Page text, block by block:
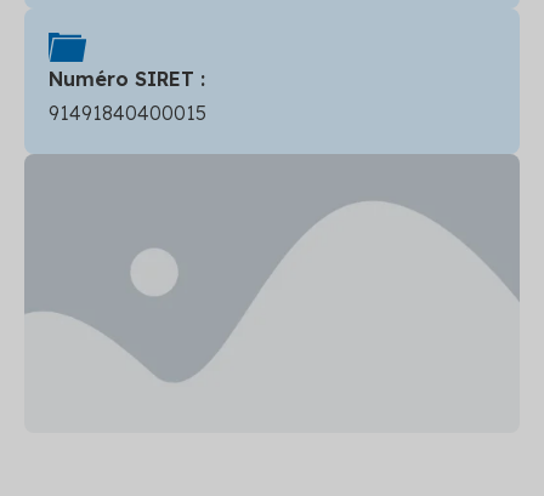
Numéro SIRET :
91491840400015